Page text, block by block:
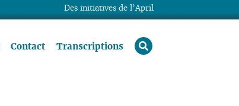
Contact Transcriptions rechercher
Des initiatives de l’April